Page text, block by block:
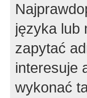
języka lub
zapytać
interesuje
wykonać